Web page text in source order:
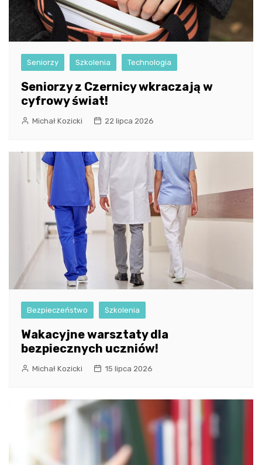
Seniorzy Szkolenia Technologia
Seniorzy z Czernicy wkraczają w
cyfrowy świat!
Michał Kozicki 22 lipca 2026
Bezpieczeństwo Szkolenia
Wakacyjne warsztaty dla
bezpiecznych uczniów!
Michał Kozicki 15 lipca 2026